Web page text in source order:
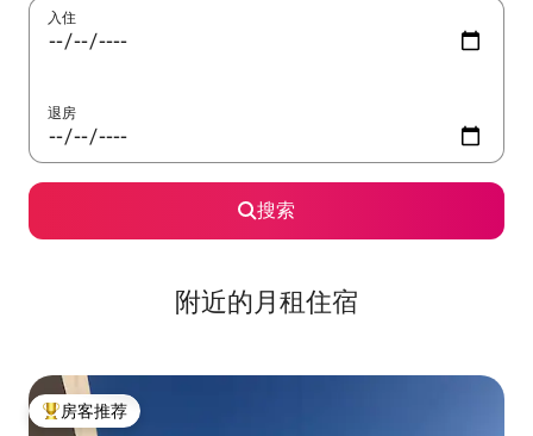
入住
退房
搜索
附近的月租住宿
热门「房客推荐」
房客推荐